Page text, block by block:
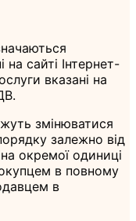
сайті Інтернет-
вказані на
змінюватися
залежно від
окремої одиниці
в повному
в